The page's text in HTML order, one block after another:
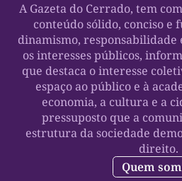
A Gazeta do Cerrado, tem
conteúdo sólido, conciso e
dinamismo, responsabilidade
os interesses públicos,
que destaca o interesse
espaço ao público e à
economia, a cultura e a
pressuposto que a
estrutura da sociedade
direito.
Quem